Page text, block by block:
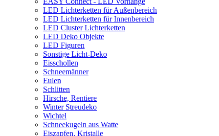
LED Lichterketten für Außenbereich
LED Lichterketten für Innenbereich
LED Cluster Lichterketten
LED Deko Objekte
LED Figuren
Sonstige Licht-Deko
Eisschollen
Schneemänner
Eulen
Schlitten
Hirsche, Rentiere
Winter Streudeko
Wichtel
Schneekugeln aus Watte
Eiszapfen, Kristalle